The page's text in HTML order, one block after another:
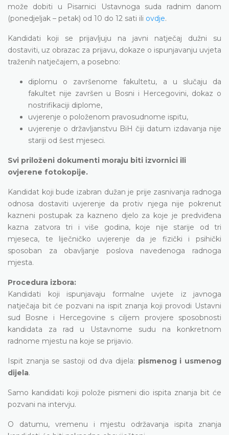
može dobiti u Pisarnici Ustavnoga suda radnim danom
(ponedjeljak – petak) od 10 do 12 sati ili ovdje.
Kandidati koji se prijavljuju na javni natječaj dužni su
dostaviti, uz obrazac za prijavu, dokaze o ispunjavanju uvjeta
traženih natječajem, a posebno:
diplomu o završenome fakultetu, a u slučaju da
fakultet nije završen u Bosni i Hercegovini, dokaz o
nostrifikaciji diplome,
uvjerenje o položenom pravosudnome ispitu,
uvjerenje o državljanstvu BiH čiji datum izdavanja nije
stariji od šest mjeseci.
Svi priloženi dokumenti moraju biti izvornici ili
ovjerene fotokopije.
Kandidat koji bude izabran dužan je prije zasnivanja radnoga
odnosa dostaviti uvjerenje da protiv njega nije pokrenut
kazneni postupak za kazneno djelo za koje je predviđena
kazna zatvora tri i više godina, koje nije starije od tri
mjeseca, te liječničko uvjerenje da je fizički i psihički
sposoban za obavljanje poslova navedenoga radnoga
mjesta.
Procedura izbora:
Kandidati koji ispunjavaju formalne uvjete iz javnoga
natječaja bit će pozvani na ispit znanja koji provodi Ustavni
sud Bosne i Hercegovine s ciljem provjere sposobnosti
kandidata za rad u Ustavnome sudu na konkretnom
radnome mjestu na koje se prijavio.
Ispit znanja se sastoji od dva dijela: pismenog i usmenog
dijela.
Samo kandidati koji polože pismeni dio ispita znanja bit će
pozvani na intervju.
O datumu, vremenu i mjestu održavanja ispita znanja